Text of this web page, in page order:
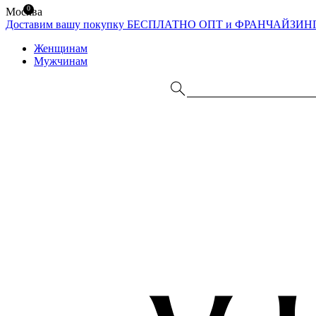
Москва
Доставим вашу покупку БЕСПЛАТНО ОПТ и
Женщинам
Мужчинам
0